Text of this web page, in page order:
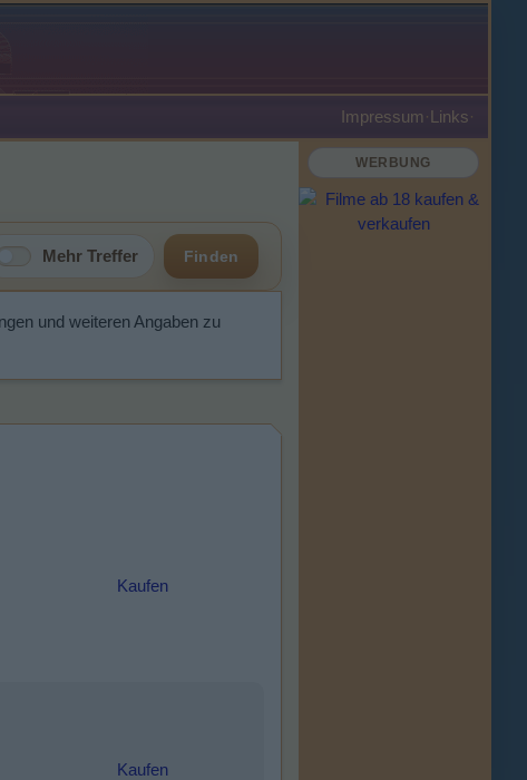
Impressum ·Links·
Mehr Treffer Finden
und weiteren Angaben zu
Kaufen
Kaufen
WERBUNG